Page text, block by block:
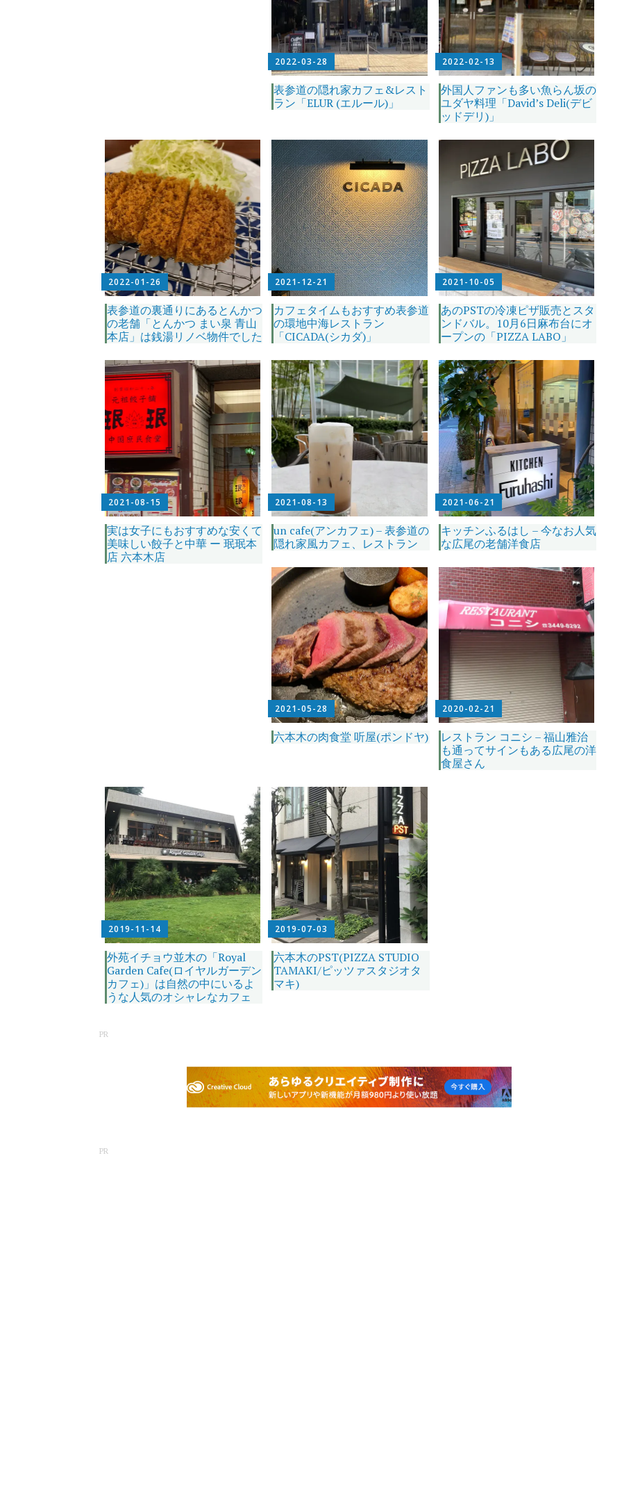
2022-03-28
表参道の隠れ家カフェ&レスト
ラン「ELUR (エルール)」
2022-02-13
外国人ファンも多い魚らん坂の
ユダヤ料理「David’s Deli(デビ
ッドデリ)」
2022-01-26
表参道の裏通りにあるとんかつ
の老舗「とんかつ まい泉 青山
本店」は銭湯リノベ物件でした
2021-12-21
カフェタイムもおすすめ表参道
の環地中海レストラン
「CICADA(シカダ)」
2021-10-05
あのPSTの冷凍ピザ販売とスタ
ンドバル。10月6日麻布台にオ
ープンの「PIZZA LABO」
2021-08-15
実は女子にもおすすめな安くて
美味しい餃子と中華 ー 珉珉本
店 六本木店
2021-08-13
un cafe(アンカフェ) – 表参道の
隠れ家風カフェ、レストラン
2021-06-21
キッチンふるはし – 今なお人気
な広尾の老舗洋食店
2021-05-28
六本木の肉食堂 听屋(ポンドヤ)
2020-02-21
レストラン コニシ – 福山雅治
も通ってサインもある広尾の洋
食屋さん
2019-11-14
外苑イチョウ並木の「Royal
Garden Cafe(ロイヤルガーデン
カフェ)」は自然の中にいるよ
うな人気のオシャレなカフェ
2019-07-03
六本木のPST(PIZZA STUDIO
TAMAKI/ピッツァスタジオタ
マキ)
PR
PR